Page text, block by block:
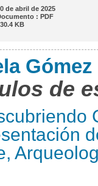
de abril de 2025
: PDF
KB
de